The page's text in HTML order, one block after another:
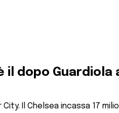
dopo
Il Chelsea incassa 17